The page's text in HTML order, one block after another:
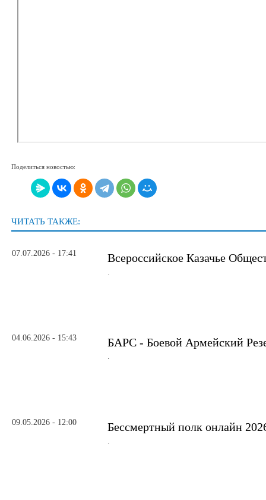
Поделиться новостью:
ЧИТАТЬ ТАКЖЕ:
07.07.2026 - 17:41 Всероссийское Казачье
.
04.06.2026 - 15:43 БАРС - Боевой Армейский
.
09.05.2026 - 12:00 Бессмертный полк онлайн
.